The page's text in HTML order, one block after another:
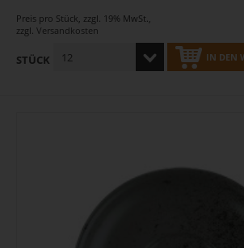
Preis pro Stück, zzgl. 19% MwSt.,
zzgl. Versandkosten
STÜCK IN DEN